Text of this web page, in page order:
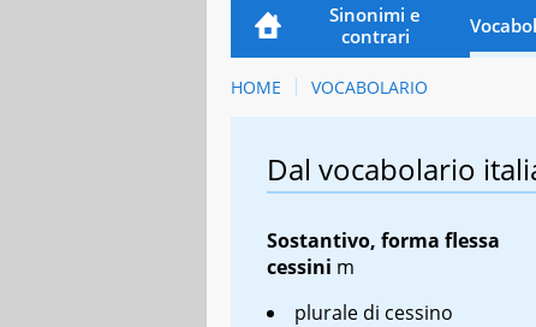
Sinonimi e
contrari
HOME VOCABOLARIO
Dal vocabolario
Sostantivo, forma flessa
cessini m
plurale di cessino